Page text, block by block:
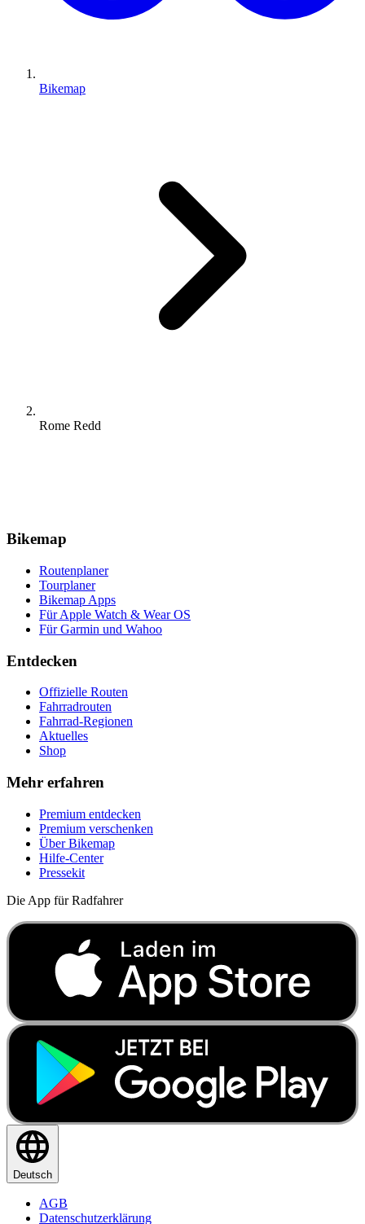
Bikemap
Rome Redd
Bikemap
Routenplaner
Tourplaner
Bikemap Apps
Für Apple Watch & Wear OS
Für Garmin und Wahoo
Entdecken
Offizielle Routen
Fahrradrouten
Fahrrad-Regionen
Aktuelles
Shop
Mehr erfahren
Premium entdecken
Premium verschenken
Über Bikemap
Hilfe-Center
Pressekit
Die App für Radfahrer
Deutsch
AGB
Datenschutzerklärung